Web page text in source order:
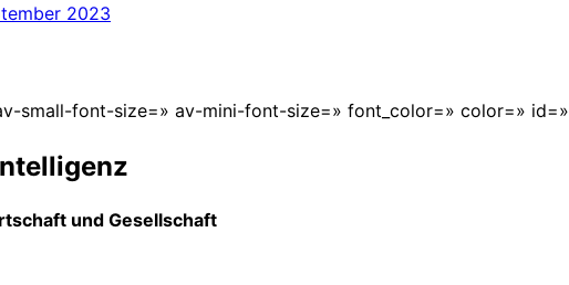
2023
small-font-size=» av-mini-font-size=» font_color=» color=» id=»
und Gesellschaft